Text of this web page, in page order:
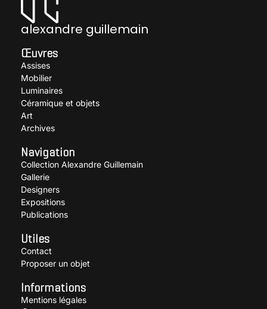
alexandre guillemain
Œuvres
Assises
Mobilier
Luminaires
Céramique et objets
Art
Archives
Navigation
Collection Alexandre Guillemain
Gallerie
Designers
Expositions
Publications
Utiles
Contact
Proposer un objet
Informations
Mentions légales